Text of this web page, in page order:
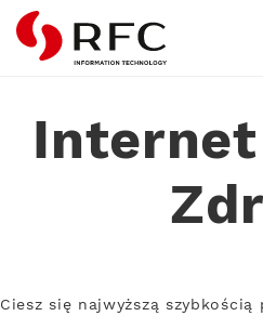
RFC
Ciesz się najwyższą szybkością